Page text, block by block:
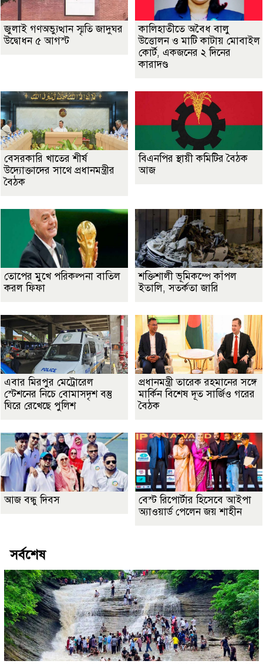
জুলাই গণঅভ্যুত্থান স্মৃতি জাদুঘর
উদ্বোধন ৫ আগস্ট
কালিহাতীতে অবৈধ বালু
উত্তোলন ও মাটি কাটায় মোবাইল
কোর্ট, একজনের ২ দিনের
কারাদণ্ড
বেসরকারি খাতের শীর্ষ
উদ্যোক্তাদের সাথে প্রধানমন্ত্রীর
বৈঠক
বিএনপির স্থায়ী কমিটির বৈঠক
আজ
তোপের মুখে পরিকল্পনা বাতিল
করল ফিফা
শক্তিশালী ভূমিকম্পে কাঁপল
ইতালি, সতর্কতা জারি
এবার মিরপুর মেট্রোরেল
স্টেশনের নিচে বোমাসদৃশ বস্তু
ঘিরে রেখেছে পুলিশ
প্রধানমন্ত্রী তারেক রহমানের সঙ্গে
মার্কিন বিশেষ দূত সার্জিও গরের
বৈঠক
আজ বন্ধু দিবস
বেস্ট রিপোর্টার হিসেবে আইপা
অ্যাওয়ার্ড পেলেন জয় শাহীন
সর্বশেষ